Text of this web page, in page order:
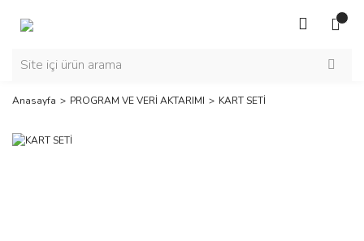
Anasayfa PROGRAM VE VERİ AKTARIMI KART SETİ